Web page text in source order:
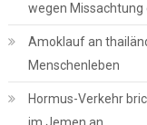
wegen Missachtung
Amoklauf an
Menschenleben
Hormus-Verkehr